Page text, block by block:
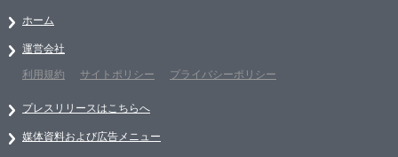
ホーム
運営会社
利用規約
サイトポリシー プライバシーポリシー
プレスリリースはこちらへ
媒体資料および広告メニュー